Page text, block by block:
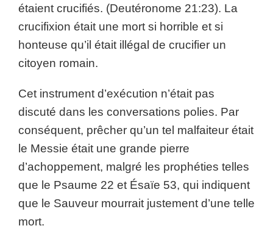
étaient crucifiés. (Deutéronome 21:23). La
crucifixion était une mort si horrible et si
honteuse qu’il était illégal de crucifier un
citoyen romain.
Cet instrument d’exécution n’était pas
discuté dans les conversations polies. Par
conséquent, prêcher qu’un tel malfaiteur était
le Messie était une grande pierre
d’achoppement, malgré les prophéties telles
que le Psaume 22 et Ésaïe 53, qui indiquent
que le Sauveur mourrait justement d’une telle
mort.